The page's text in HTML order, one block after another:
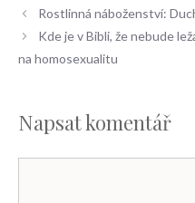
Rostlinná náboženství:
Kde je v Bibli, že nebude
na homosexualitu
Napsat komentář